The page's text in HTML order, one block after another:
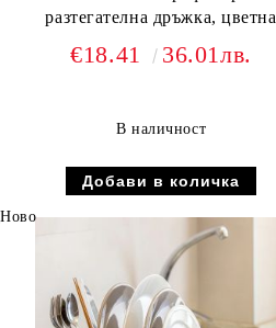
разтегателна дръжка, цветна
€18.41 36.01лв.
В наличност